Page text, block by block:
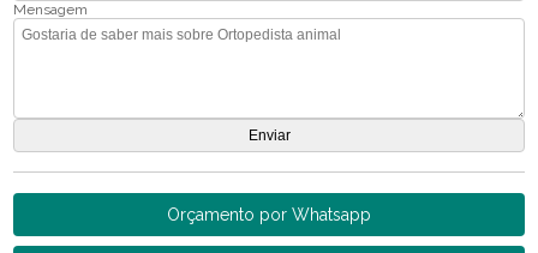
Mensagem
Orçamento por Whatsapp